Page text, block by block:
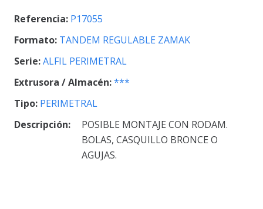
Referencia: P17055
Formato: TANDEM REGULABLE ZAMAK
Serie:ALFIL PERIMETRAL
Extrusora / Almacén:***
Tipo: PERIMETRAL
Descripción:
POSIBLE MONTAJE CON RODAM.
BOLAS, CASQUILLO BRONCE O
AGUJAS.